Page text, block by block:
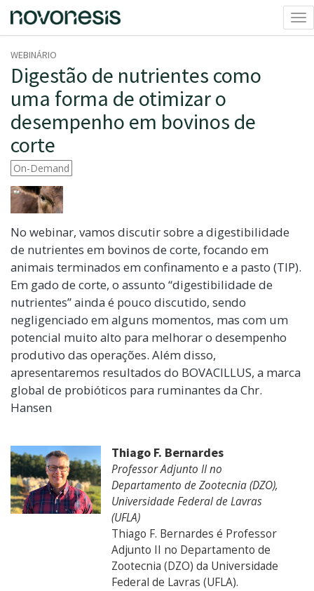
WEBINÁRIO
Digestão de nutrientes como
uma forma de otimizar o
desempenho em bovinos de
corte
On-Demand
No webinar, vamos discutir sobre a digestibilidade
de nutrientes em bovinos de corte, focando em
animais terminados em confinamento e a pasto (TIP).
Em gado de corte, o assunto “digestibilidade de
nutrientes” ainda é pouco discutido, sendo
negligenciado em alguns momentos, mas com um
potencial muito alto para melhorar o desempenho
produtivo das operações. Além disso,
apresentaremos resultados do BOVACILLUS, a marca
global de probióticos para ruminantes da Chr.
Hansen
Thiago F. Bernardes
Professor Adjunto II no
Departamento de Zootecnia (DZO),
Universidade Federal de Lavras
(UFLA)
Thiago F. Bernardes é Professor
Adjunto II no Departamento de
Zootecnia (DZO) da Universidade
Federal de Lavras (UFLA).